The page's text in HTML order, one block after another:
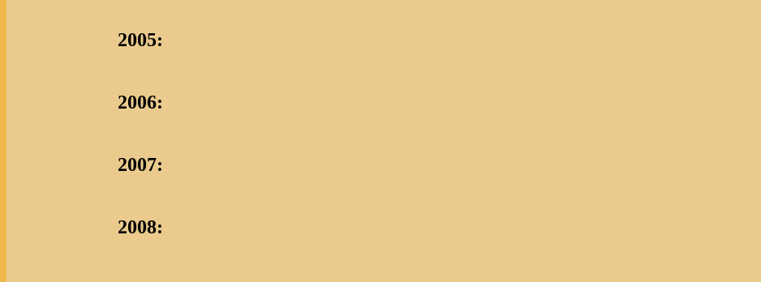
2005:
2006:
2007:
2008: